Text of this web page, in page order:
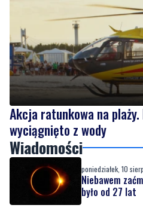
Akcja ratunkowa na
wyciągnięto z wody
Wiadomości
poniedziałek, 10
Niebawem
było od 27 lat